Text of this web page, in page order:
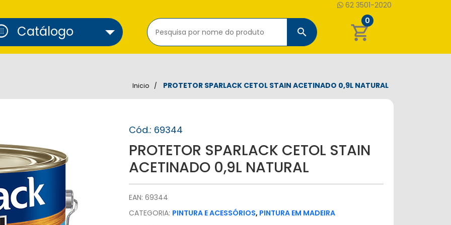
62 3501-2020
Catálogo search shopping_cart
0
Inicio PROTETOR SPARLACK CETOL STAIN ACETINADO 0,9L NATURAL
Cód.: 69344
PROTETOR SPARLACK CETOL STAIN
ACETINADO 0,9L NATURAL
EAN: 69344
CATEGORIA: PINTURA E ACESSÓRIOS, PINTURA EM MADEIRA